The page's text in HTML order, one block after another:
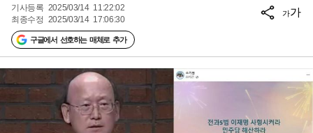
기사등록 2025/03/14 11:22:02
최종수정 2025/03/14 17:06:30
구글에서 선호하는 매체로 추가
가가